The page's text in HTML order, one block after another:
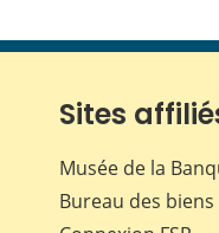
Sites
Musée de la
Bureau des